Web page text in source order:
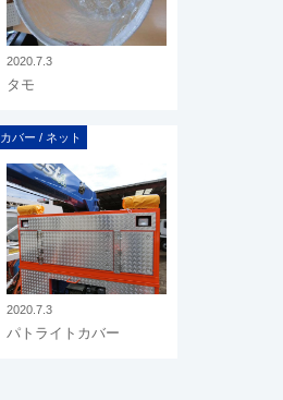
2020.7.3
タモ
カバー / ネット
2020.7.3
パトライトカバー